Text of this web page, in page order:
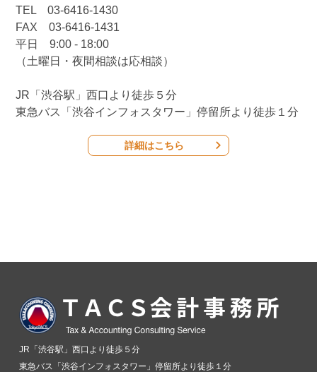
TEL 03-6416-1430
FAX 03-6416-1431
平日 9:00 - 18:00
（土曜日・夜間相談は応相談）
JR「渋谷駅」西口より徒歩５分
東急バス「渋谷インフォスタワー」停留所より徒歩１分
詳細はこちら
JR「渋谷駅」西口より徒歩５分
東急バス「渋谷インフォスタワー」停留所より徒歩１分